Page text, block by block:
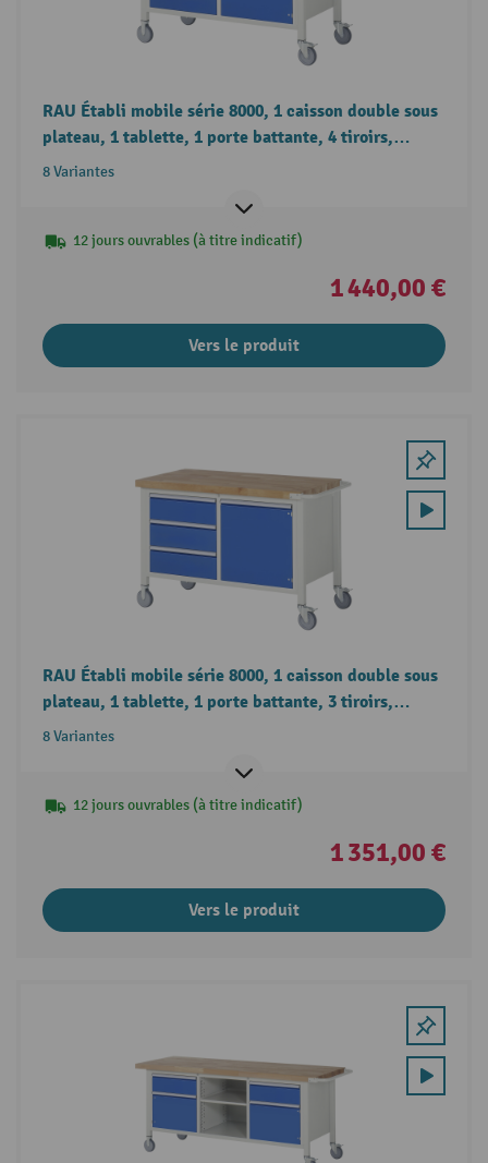
RAU Établi mobile série 8000, 1 caisson double sous
plateau, 1 tablette, 1 porte battante, 4 tiroirs,
hauteur 880-1 080 mm
8 Variantes
12 jours ouvrables (à titre indicatif)
1 440,00 €
Vers le produit
RAU Établi mobile série 8000, 1 caisson double sous
plateau, 1 tablette, 1 porte battante, 3 tiroirs,
hauteur 880-1 080 mm
8 Variantes
12 jours ouvrables (à titre indicatif)
1 351,00 €
Vers le produit